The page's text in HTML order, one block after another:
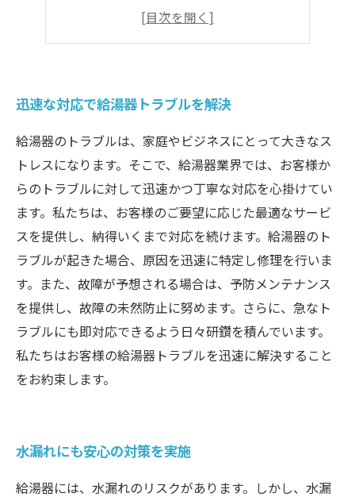
お客様のニーズに合わせた対応を実施
迅速な対応で給湯器トラブルを解決
給湯器のトラブルは、家庭やビジネスにとって大きなス
トレスになります。そこで、給湯器業界では、お客様か
らのトラブルに対して迅速かつ丁寧な対応を心掛けてい
ます。私たちは、お客様のご要望に応じた最適なサービ
スを提供し、納得いくまで対応を続けます。給湯器のト
ラブルが起きた場合、原因を迅速に特定し修理を行いま
す。また、故障が予想される場合は、予防メンテナンス
を提供し、故障の未然防止に努めます。さらに、急なト
ラブルにも即対応できるよう日々研鑽を積んでいます。
私たちはお客様の給湯器トラブルを迅速に解決すること
をお約束します。
水漏れにも安心の対策を実施
給湯器には、水漏れのリスクがあります。しかし、水漏